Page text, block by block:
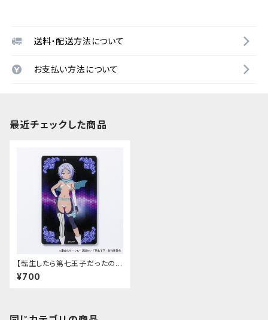
送料・配送方法について
お支払い方法について
最近チェックした商品
【転生したら第七王子だったの
で、気ままに魔術を極めます】ア
クリルカード（レン）
¥700